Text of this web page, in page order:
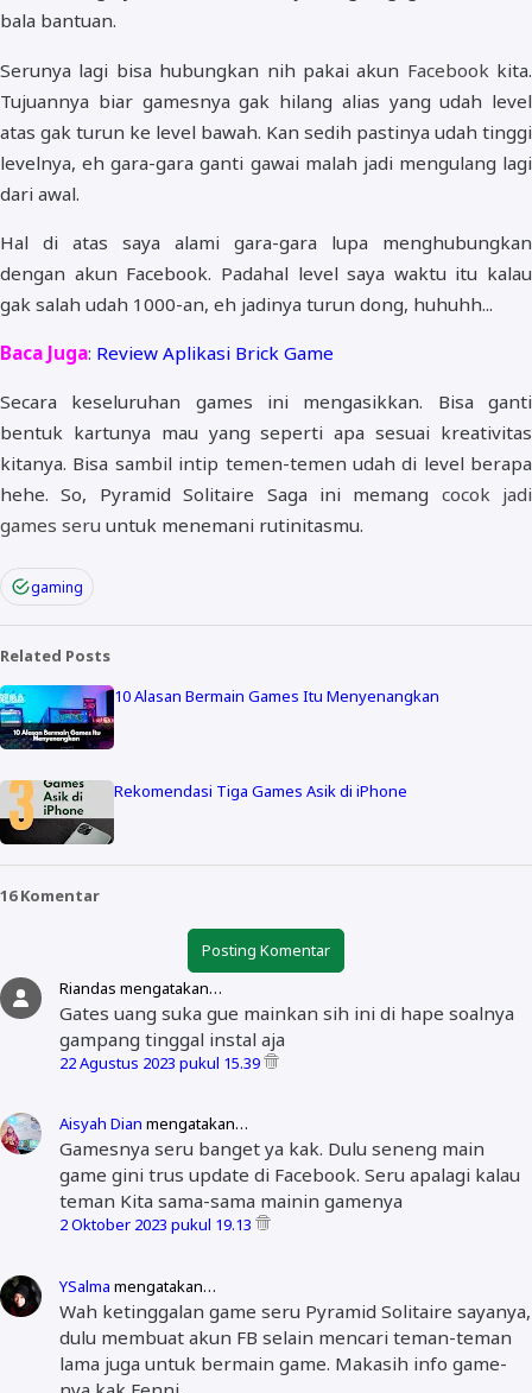
bala bantuan.
Serunya lagi bisa hubungkan nih pakai akun Facebook kita.
Tujuannya biar gamesnya gak hilang alias yang udah level
atas gak turun ke level bawah. Kan sedih pastinya udah tinggi
levelnya, eh gara-gara ganti gawai malah jadi mengulang lagi
dari awal.
Hal di atas saya alami gara-gara lupa menghubungkan
dengan akun Facebook. Padahal level saya waktu itu kalau
gak salah udah 1000-an, eh jadinya turun dong, huhuhh...
Baca Juga: Review Aplikasi Brick Game
Secara keseluruhan games ini mengasikkan. Bisa ganti
bentuk kartunya mau yang seperti apa sesuai kreativitas
kitanya. Bisa sambil intip temen-temen udah di level berapa
hehe. So, Pyramid Solitaire Saga ini memang cocok jadi
games seru untuk menemani rutinitasmu.
gaming
Related Posts
10 Alasan Bermain Games Itu Menyenangkan
Rekomendasi Tiga Games Asik di iPhone
16 Komentar
Posting Komentar
Riandas mengatakan…
Gates uang suka gue mainkan sih ini di hape soalnya
gampang tinggal instal aja
22 Agustus 2023 pukul 15.39
Aisyah Dian mengatakan…
Gamesnya seru banget ya kak. Dulu seneng main
game gini trus update di Facebook. Seru apalagi kalau
teman Kita sama-sama mainin gamenya
2 Oktober 2023 pukul 19.13
YSalma mengatakan…
Wah ketinggalan game seru Pyramid Solitaire sayanya,
dulu membuat akun FB selain mencari teman-teman
lama juga untuk bermain game. Makasih info game-